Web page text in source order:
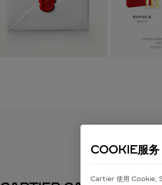
COOKIE服务
Cartier 使⽤ Cookie,